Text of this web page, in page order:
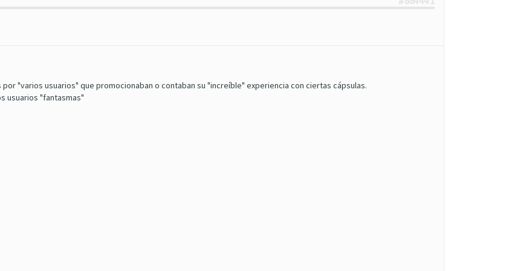
"varios usuarios" que promocionaban o contaban su "increíble" experiencia con ciertas cápsulas.
usuarios "fantasmas"